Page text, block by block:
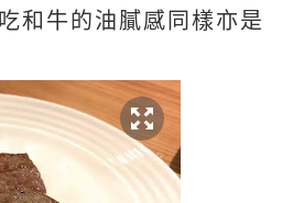
和牛的油膩感同樣亦是